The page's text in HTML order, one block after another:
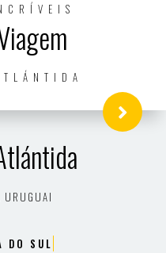
URUGUAI
DO SUL